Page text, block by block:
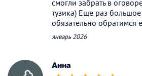
смогли забрать в
тузика) Еще раз
обязательно
январь 2026
Анна